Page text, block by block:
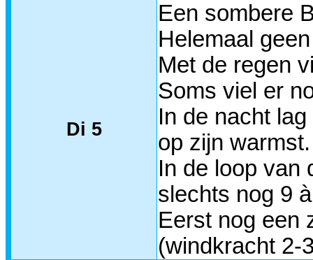
Di 5
Een sombere
Helemaal
Met de regen
Soms viel er
In de nacht
op zijn warmst.
In de loop van
slechts nog 9
Eerst nog een
(windkracht 2-